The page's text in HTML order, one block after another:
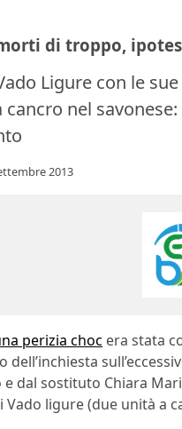
di troppo,
Ligure con le
nel
2013
perizia choc era stata
dell’inchiesta
dal sostituto Chiara
ligure (due unità a